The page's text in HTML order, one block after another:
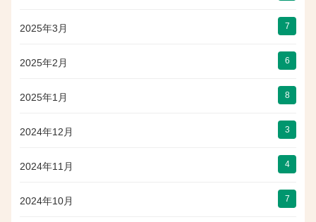
2025年3月 7
2025年2月 6
2025年1月 8
2024年12月 3
2024年11月 4
2024年10月 7